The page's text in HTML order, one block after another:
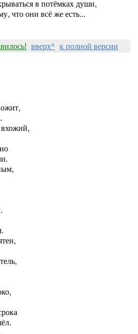
в потёмках души,
что они всё же есть...
вверх^ к полной версии